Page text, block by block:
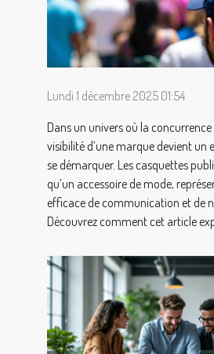
Lundi 1 décembre 2025 01:54
Dans un univers où la
visibilité d’une marque devient un
se démarquer. Les casquettes
qu’un accessoire de mode,
efficace de communication et de
Découvrez comment cet article